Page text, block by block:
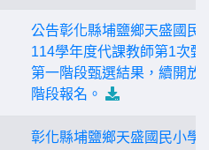
公告彰化縣埔鹽鄉天盛國民
114學年度代課教師第1次甄
第一階段甄選結果，續開放
階段報名。
彰化縣埔鹽鄉天盛國民小學